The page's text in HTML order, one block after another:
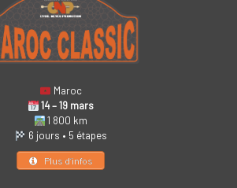
Maroc
14 – 19 mars
1 800 km
6 jours • 5 étapes
Plus d’infos